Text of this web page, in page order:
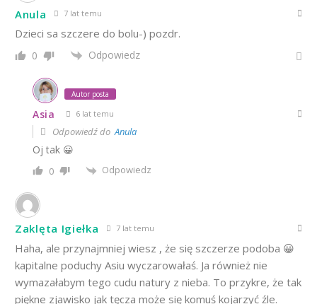
Anula 7 lat temu
Dzieci sa szczere do bolu-) pozdr.
0 Odpowiedz
Autor posta
Asia 6 lat temu
Odpowiedź doAnula
Oj tak 😀
0 Odpowiedz
Zaklęta Igiełka 7 lat temu
Haha, ale przynajmniej wiesz , że się szczerze podoba 😀
kapitalne poduchy Asiu wyczarowałaś. Ja również nie
wymazałabym tego cudu natury z nieba. To przykre, że tak
piękne zjawisko jak tęcza może się komuś kojarzyć źle.